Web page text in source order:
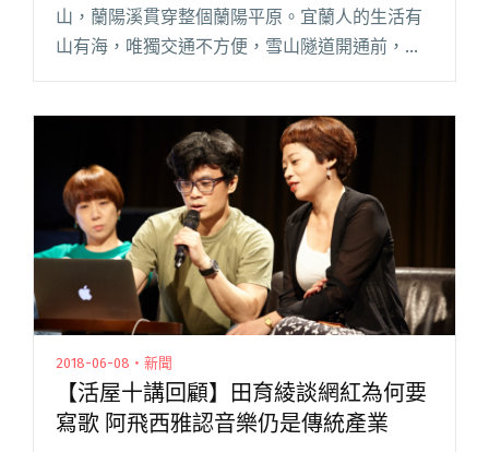
山，蘭陽溪貫穿整個蘭陽平原。宜蘭人的生活有
山有海，唯獨交通不方便，雪山隧道開通前，從
宜蘭到外縣市最少需要 2、3 個小時的車程。 12
為 40 分鐘，遂閱讀全文 "談家鄉：宜蘭與告五
人"
2018-06-08・新聞
【活屋十講回顧】田育綾談網紅為何要
寫歌 阿飛西雅認音樂仍是傳統產業